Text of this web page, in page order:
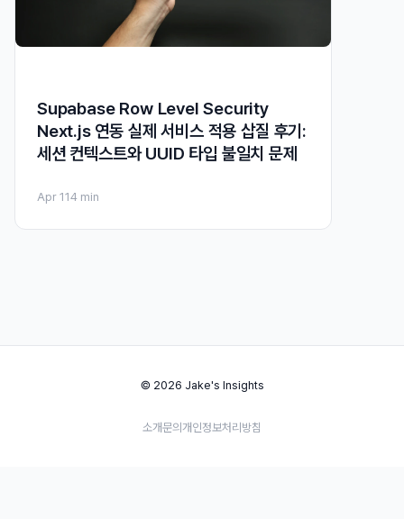
Supabase Row Level Security
Next.js 연동 실제 서비스 적용 삽질 후기:
세션 컨텍스트와 UUID 타입 불일치 문제
Apr 114 min
© 2026 Jake's Insights
소개문의 개인정보처리방침